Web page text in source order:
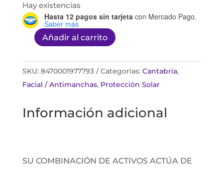
Hay existencias
Hasta 12 pagos sin tarjeta con Mercado Pago.
Saber más
HELIOCARE
PIGMENT
SOLUTION
cantidad
Añadir al carrito
SKU: 8470001977793 Categorías: Cantabria,
Facial / Antimanchas, Protección Solar
Información adicional
SU COMBINACIÓN DE ACTIVOS ACTÚA DE